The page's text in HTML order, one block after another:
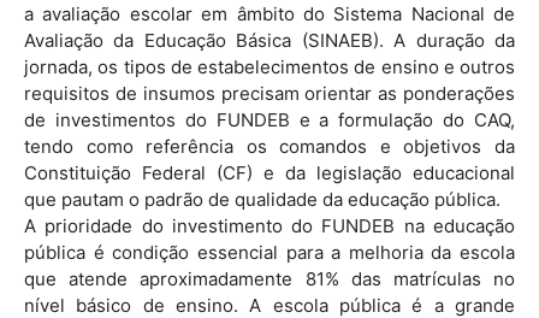
a avaliação escolar em âmbito do Sistema Nacional de
Avaliação da Educação Básica (SINAEB). A duração da
jornada, os tipos de estabelecimentos de ensino e outros
requisitos de insumos precisam orientar as ponderações
de investimentos do FUNDEB e a formulação do CAQ,
tendo como referência os comandos e objetivos da
Constituição Federal (CF) e da legislação educacional
que pautam o padrão de qualidade da educação pública.
A prioridade do investimento do FUNDEB na educação
pública é condição essencial para a melhoria da escola
que atende aproximadamente 81% das matrículas no
nível básico de ensino. A escola pública é a grande